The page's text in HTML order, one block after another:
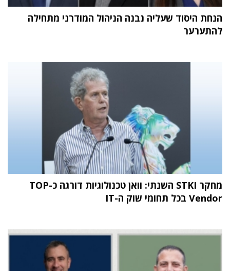
הנחת היסוד שעליה נבנה הניהול המודרני מתחילה
להתערער
מחקר STKI השנתי: וואן טכנולוגיות דורגה כ-TOP
Vendor בכל תחומי שוק ה-IT